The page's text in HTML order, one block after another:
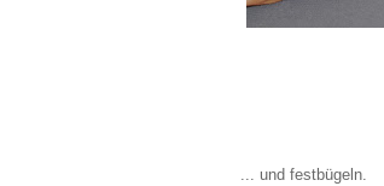
... und festbügeln.